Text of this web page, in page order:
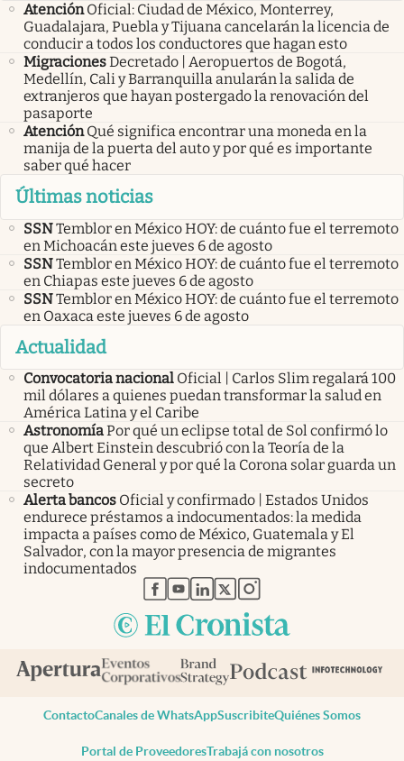
Atención Oficial: Ciudad de México, Monterrey,
Guadalajara, Puebla y Tijuana cancelarán la licencia de
conducir a todos los conductores que hagan esto
MigracionesDecretado | Aeropuertos de Bogotá,
Medellín, Cali y Barranquilla anularán la salida de
extranjeros que hayan postergado la renovación del
pasaporte
Atención Qué significa encontrar una moneda en la
manija de la puerta del auto y por qué es importante
saber qué hacer
Últimas noticias
SSNTemblor en México HOY: de cuánto fue el terremoto
en Michoacán este jueves 6 de agosto
SSNTemblor en México HOY: de cuánto fue el terremoto
en Chiapas este jueves 6 de agosto
SSNTemblor en México HOY: de cuánto fue el terremoto
en Oaxaca este jueves 6 de agosto
Actualidad
Convocatoria nacional Oficial | Carlos Slim regalará 100
mil dólares a quienes puedan transformar la salud en
América Latina y el Caribe
AstronomíaPor qué un eclipse total de Sol confirmó lo
que Albert Einstein descubrió con la Teoría de la
Relatividad General y por qué la Corona solar guarda un
secreto
Alerta bancos Oficial y confirmado | Estados Unidos
endurece préstamos a indocumentados: la medida
impacta a países como de México, Guatemala y El
Salvador, con la mayor presencia de migrantes
indocumentados
abre en nueva pestaña
abre en nueva pestaña
abre en nueva pestaña
abre en nueva pestaña
abre en nueva pestaña
ContactoCanales de WhatsAppSuscribiteQuiénes Somos
Portal de ProveedoresTrabajá con nosotros